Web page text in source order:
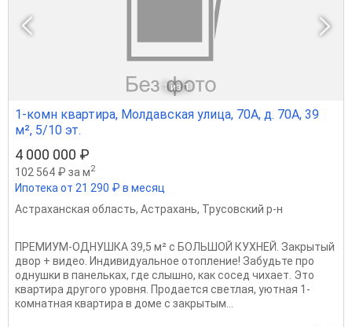
1 из 1
1-комн квартира, Молдавская улица, 70А, д. 70А, 39
м², 5/10 эт.
4 000 000 ₽
102 564 ₽ за м2
Ипотека от 21 290 ₽ в месяц
Астраханская область, Астрахань, Трусовский р-н
ПРЕМИУМ-ОДНУШКА 39,5 м² с БОЛЬШОЙ КУХНЕЙ. Закрытый
двор + видео. Индивидуальное отопление! Забудьте про
однушки в панельках, где слышно, как сосед чихает. Это
квартира другого уровня. Продается светлая, уютная 1-
комнатная квартира в доме с закрытым...